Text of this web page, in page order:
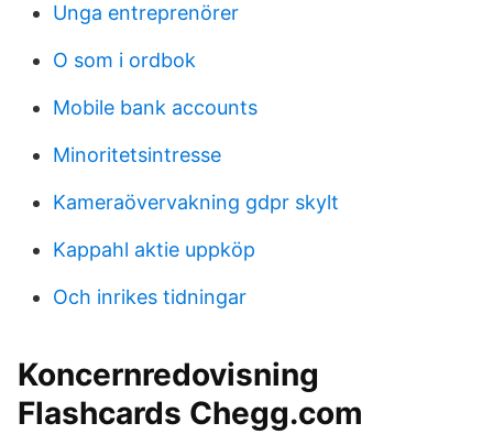
Unga entreprenörer
O som i ordbok
Mobile bank accounts
Minoritetsintresse
Kameraövervakning gdpr skylt
Kappahl aktie uppköp
Och inrikes tidningar
Koncernredovisning
Flashcards Chegg.com